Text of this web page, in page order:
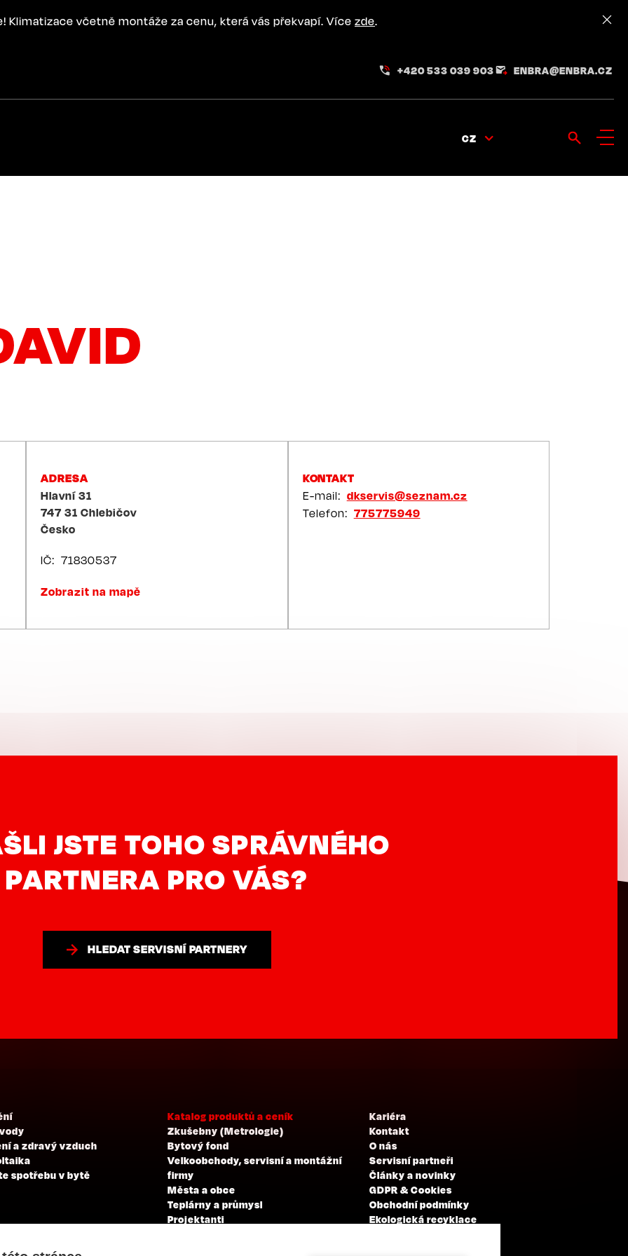
Klimatizace včetně montáže za cenu, která vás překvapí. Více zde.
+420 533 039 903 ENBRA@ENBRA.CZ
CZ
ADRESA
Hlavní 31
747 31 Chlebičov
Česko
IČ 71830537
Zobrazit na mapě
KONTAKT
E-mail
dkservis@seznam.cz
Telefon
775775949
JSTE TOHO SPRÁVNÉHO
PARTNERA PRO VÁS?
HLEDAT SERVISNÍ PARTNERY
a zdravý vzduch
spotřebu v bytě
Katalog produktů a ceník
Zkušebny (Metrologie)
Bytový fond
Velkoobchody, servisní a montážní
firmy
Města a obce
Teplárny a průmysl
Projektanti
Kariéra
Kontakt
O nás
Servisní partneři
Články a novinky
GDPR & Cookies
Obchodní podmínky
Ekologická recyklace